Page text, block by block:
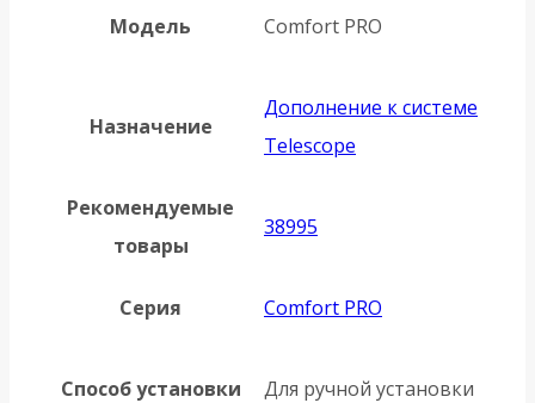
Модель Comfort PRO
Назначение
Дополнение к системе
Telescope
Рекомендуемые
товары
38995
Серия Comfort PRO
Способ установки Для ручной установки